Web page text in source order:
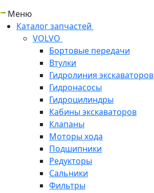
Меню
Каталог запчастей
VOLVO
Бортовые передачи
Втулки
Гидролиния экскаваторов
Гидронасосы
Гидроцилиндры
Кабины экскаваторов
Клапаны
Моторы хода
Подшипники
Редукторы
Сальники
Фильтры